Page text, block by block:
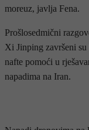
moreuz, javlja Fena.
Prošlosedmični
Xi Jinping završeni
nafte pomoći u
napadima na Iran.